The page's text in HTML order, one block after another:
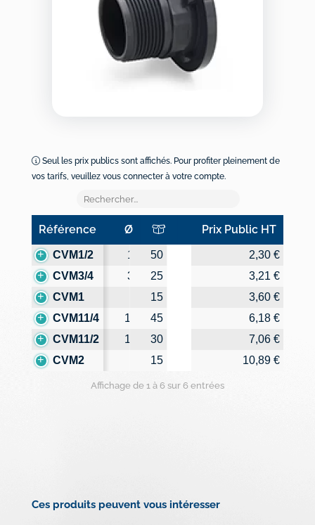
Seul les prix publics sont affichés. Pour profiter pleinement de
vos tarifs, veuillez vous connecter à votre compte.
Référence Ø Prix Public HT
Référence Ø Prix Public HT
CVM1/2 1/2" 50
2,30 €
CVM3/4
3/4" 25
3,21 €
CVM1
15
3,60 €
CVM11/4
1"1/4 45
6,18 €
CVM11/2
1"1/2 30
7,06 €
CVM2
15 10,89 €
Affichage de 1 à 6 sur 6 entrées
Ces produits peuvent vous intéresser